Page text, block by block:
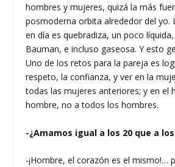
hombres y mujeres, quizá la más
posmoderna orbita alrededor del yo.
en día es quebradiza, un poco
Bauman, e incluso gaseosa. Y esto
Uno de los retos para la pareja es
respeto, la confianza, y ver en la
todas las mujeres anteriores; y en el
hombre, no a todos los hombres.
-¿Amamos igual a los 20 que a los
-¡Hombre, el corazón es el mismo!…